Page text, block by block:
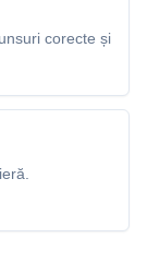
corecte și